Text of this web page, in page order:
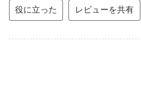
役に立った レビューを共有